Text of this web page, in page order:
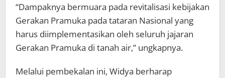
“Dampaknya bermuara pada revitalisasi kebijakan
Gerakan Pramuka pada tataran Nasional yang
harus diimplementasikan oleh seluruh jajaran
Gerakan Pramuka di tanah air,” ungkapnya.
Melalui pembekalan ini, Widya berharap